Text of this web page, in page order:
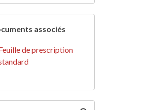
associés
de prescription